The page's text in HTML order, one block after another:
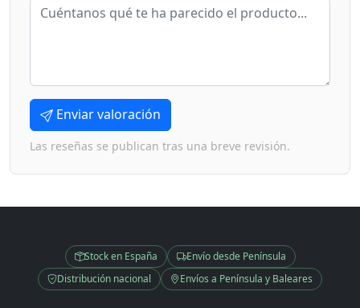
Enviar valoración
Las reseñas se publican tras una breve revisión.
Stock en España
Envío desde Península
Distribución nacional
Envíos a Península y Baleares